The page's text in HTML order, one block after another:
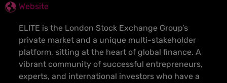
Website
ELITE is the London Stock Exchange Group’s
private market and a unique multi-stakeholder
platform, sitting at the heart of global finance. A
vibrant community of successful entrepreneurs,
experts, and international investors who have a